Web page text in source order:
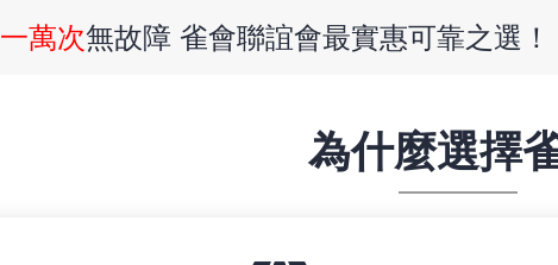
一萬次無故障 雀會聯誼會最實惠可靠之選！
為什麼選擇